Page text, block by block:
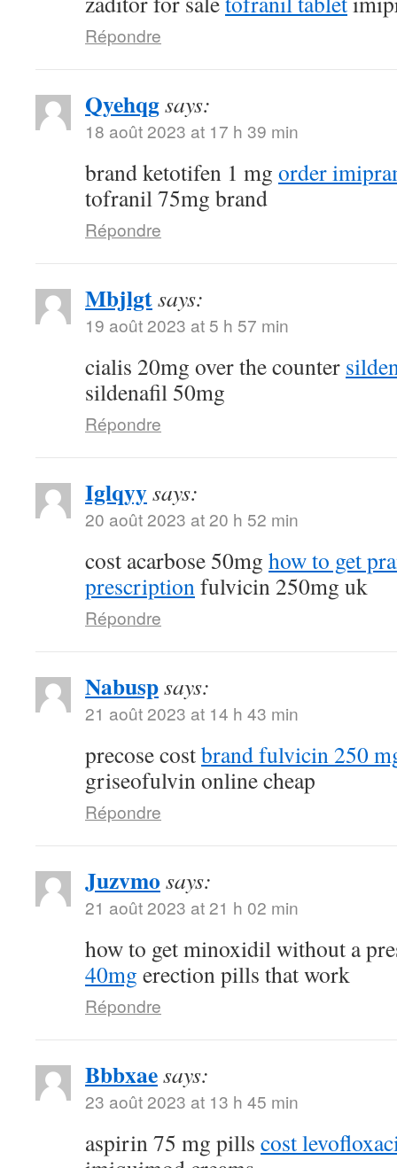
Répondre
Qyehqgsays:
18 août 2023 at 17 h 39 min
brand ketotifen 1 mg order
tofranil 75mg brand
Répondre
Mbjlgtsays:
19 août 2023 at 5 h 57 min
cialis 20mg over the counter
sildenafil 50mg
Répondre
Iglqyysays:
20 août 2023 at 20 h 52 min
cost acarbose 50mg how to get
prescriptionfulvicin 250mg uk
Répondre
Nabuspsays:
21 août 2023 at 14 h 43 min
precose costbrand fulvicin 250
griseofulvin online cheap
Répondre
Juzvmo says:
21 août 2023 at 21 h 02 min
how to get minoxidil without a
40mg erection pills that work
Répondre
Bbbxaesays:
23 août 2023 at 13 h 45 min
aspirin 75 mg pills cost